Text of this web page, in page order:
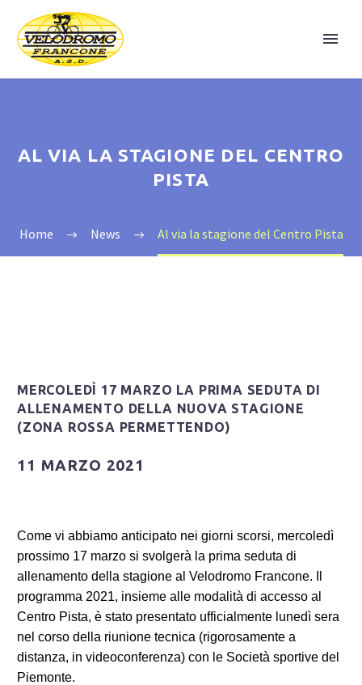
Login
AL VIA LA STAGIONE DEL CENTRO
PISTA
Home News Al via la stagione del Centro Pista
MERCOLEDÌ 17 MARZO LA PRIMA SEDUTA DI
ALLENAMENTO DELLA NUOVA STAGIONE
(ZONA ROSSA PERMETTENDO)
11 MARZO 2021
Come vi abbiamo anticipato nei giorni scorsi, mercoledì
prossimo 17 marzo si svolgerà la prima seduta di
allenamento della stagione al Velodromo Francone. Il
programma 2021, insieme alle modalità di accesso al
Centro Pista, è stato presentato ufficialmente lunedì sera
nel corso della riunione tecnica (rigorosamente a
distanza, in videoconferenza) con le Società sportive del
Piemonte.